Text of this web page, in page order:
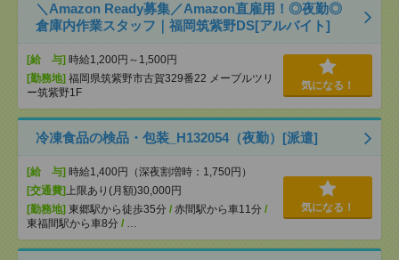
＼Amazon Ready募集／Amazon直雇用！◎夜勤◎
倉庫内作業スタッフ｜福岡筑紫野DS[アルバイト]
[給 与] 時給1,200円～1,500円
[勤務地] 福岡県筑紫野市古賀329番22 メープルツリ
ー筑紫野1F
気になる！
冷凍食品の検品・包装_H132054（夜勤）[派遣]
[給 与] 時給1,400円（深夜割増時：1,750円）
[交通費] 上限あり(月額)30,000円
[勤務地] 東郷駅から徒歩35分 / 赤間駅から車11分 /
東福間駅から車8分 / …
気になる！